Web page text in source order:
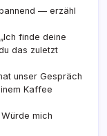
— erzähl
finde deine
das zuletzt
unser Gespräch
Kaffee
mich